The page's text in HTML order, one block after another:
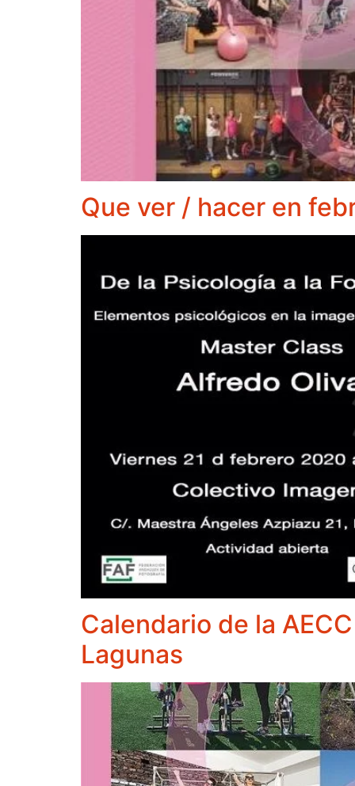
Que ver / hacer en
Calendario de la
Lagunas